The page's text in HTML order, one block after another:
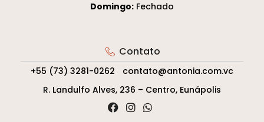
Domingo: Fechado
Contato
+55 (73) 3281-0262
contato@antonia.com.vc
R. Landulfo Alves, 236 – Centro, Eunápolis